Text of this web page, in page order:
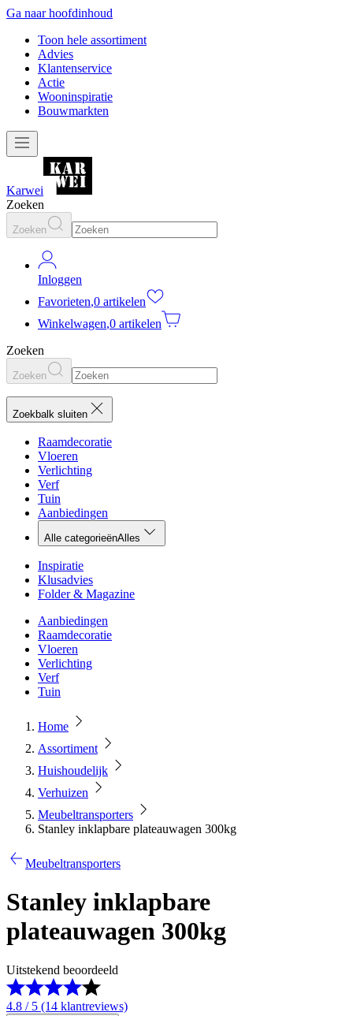
Ga naar hoofdinhoud
Toon hele assortiment
Advies
Klantenservice
Actie
Wooninspiratie
Bouwmarkten
Karwei
Zoeken
Zoeken
Inloggen
Favorieten,0 artikelen
Winkelwagen,0 artikelen
Zoeken
Zoeken
Zoekbalk sluiten
Raamdecoratie
Vloeren
Verlichting
Verf
Tuin
Aanbiedingen
Alle categorieënAlles
Inspiratie
Klusadvies
Folder & Magazine
Aanbiedingen
Raamdecoratie
Vloeren
Verlichting
Verf
Tuin
Home
Assortiment
Huishoudelijk
Verhuizen
Meubeltransporters
Stanley inklapbare plateauwagen 300kg
Meubeltransporters
Stanley inklapbare
plateauwagen 300kg
Uitstekend beoordeeld
4.8 / 5 (14 klantreviews)